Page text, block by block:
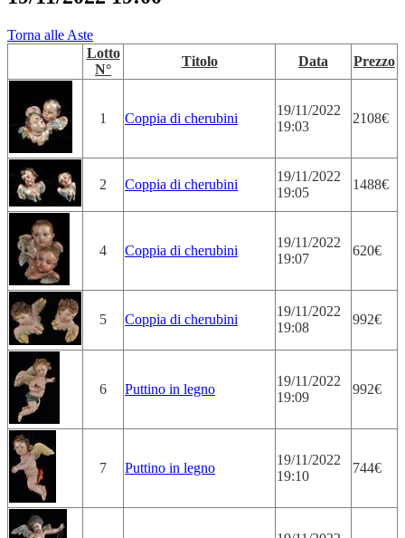
Torna alle Aste
Lotto
N°
Titolo Data Prezzo
1 Coppia di cherubini
19/11/2022
19:03
2108€
2 Coppia di cherubini
19/11/2022
19:05
1488€
4 Coppia di cherubini
19/11/2022
19:07
620€
5 Coppia di cherubini
19/11/2022
19:08
992€
6 Puttino in legno
19/11/2022
19:09
992€
7 Puttino in legno
19/11/2022
19:10
744€